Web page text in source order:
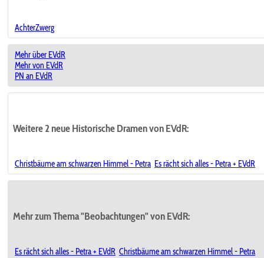
AchterZwerg
Mehr über EVdR
Mehr von EVdR
PN an EVdR
Weitere 2 neue Historische Dramen von EVdR:
Christbäume am schwarzen Himmel - Petra Es rächt sich alles - Petra + EVdR
Mehr zum Thema "Beobachtungen" von EVdR:
Es rächt sich alles - Petra + EVdR Christbäume am schwarzen Himmel - Petra